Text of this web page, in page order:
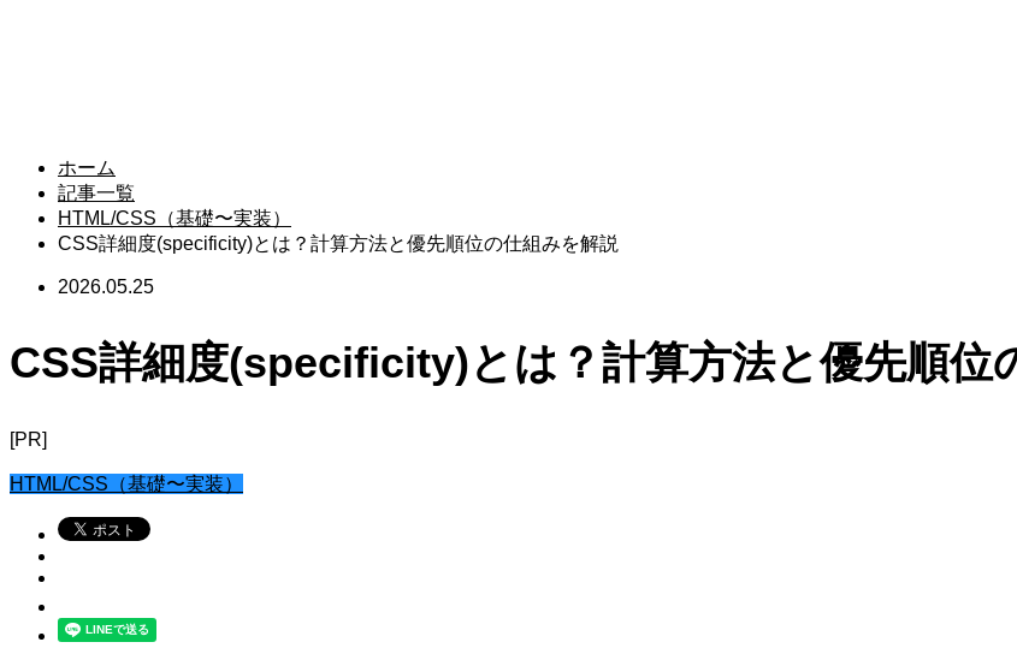
ホーム
記事一覧
HTML/CSS（基礎〜実装）
CSS詳細度(specificity)とは？計算方法と優先順位の仕組みを解説
2026.05.25
CSS詳細度(specificity)とは？計算方法と優先順位
[PR]
HTML/CSS（基礎〜実装）